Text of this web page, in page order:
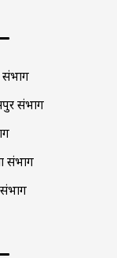
संभाग
संभाग
संभाग